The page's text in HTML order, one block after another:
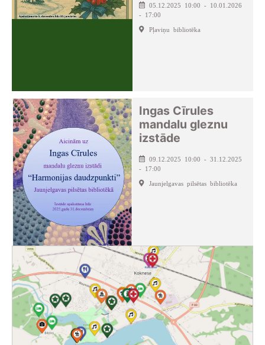
05.12.2025 10:00 - 10.01.2026
- 17:00
Pļaviņu bibliotēka
Ingas Cīrules
mandalu gleznu
izstāde
09.12.2025 10:00 - 31.12.2025
- 17:00
Jaunjelgavas pilsētas bibliotēka